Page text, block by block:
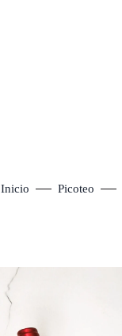
Inicio Picoteo
Click to enlarge